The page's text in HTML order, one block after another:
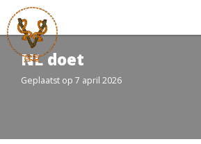
NL doet
Geplaatst op 7 april 2026